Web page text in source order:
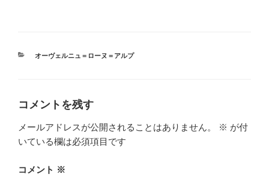
カ
オーヴェルニュ＝ローヌ＝アルプ
コメントを残す
メールアドレスが公開されることはありません。 ※ が付
いている欄は必須項目です
コメント ※